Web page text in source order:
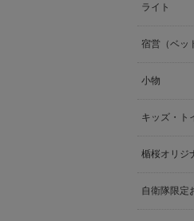
ライト
宿営（ベッ
小物
キッズ・ト
楯桜オリジ
自衛隊限定